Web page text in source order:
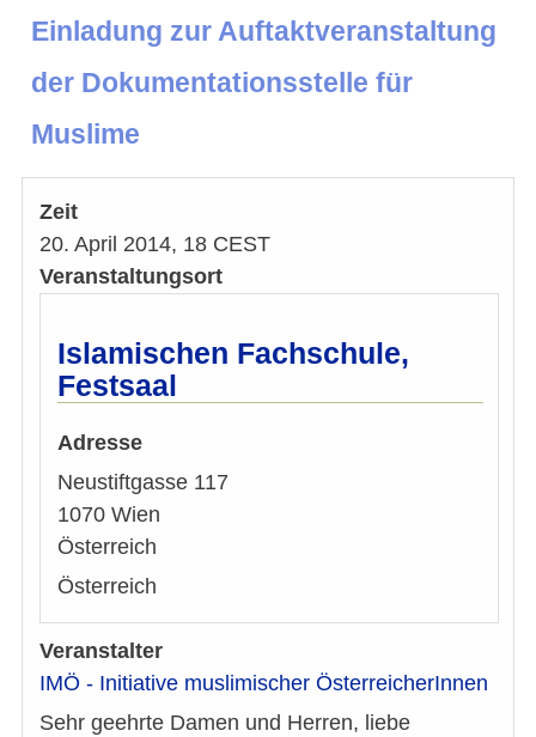
Einladung zur Auftaktveranstaltung
der Dokumentationsstelle für
Muslime
Zeit
20. April 2014, 18 CEST
Veranstaltungsort
Islamischen Fachschule,
Festsaal
Adresse
Neustiftgasse 117
1070 Wien
Österreich
Österreich
Veranstalter
IMÖ - Initiative muslimischer ÖsterreicherInnen
Sehr geehrte Damen und Herren, liebe